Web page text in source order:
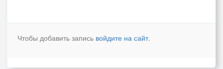
Чтобы добавить запись войдите на сайт.